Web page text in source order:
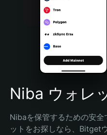
Português (Brasil)
Español (Argentina)
Niba ウォレ
Nibaを保管するための安
ットをお探しなら、Bitget